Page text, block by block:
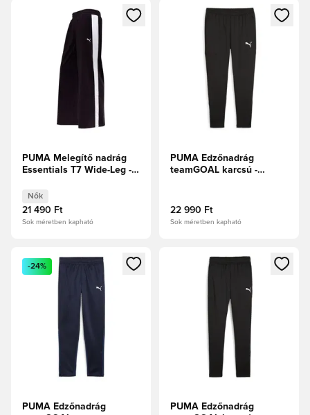
Megnyit egy modált a bejelentkezéshez vagy a tagként
PUMA Melegítő nadrág
Essentials T7 Wide-Leg -
Nők
21 490 Ft
Sok méretben kapható
Megnyit egy modált a
PUMA Edzőnadrág
teamGOAL karcsú -
22 990 Ft
Sok méretben kapható
Megnyit egy modált a bejelentkezéshez vagy a tagként
-24%
PUMA Edzőnadrág
Megnyit egy modált a
PUMA Edzőnadrág